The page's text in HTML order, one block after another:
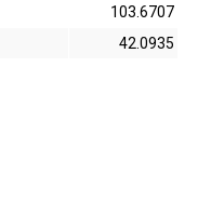
103.6707
42.0935